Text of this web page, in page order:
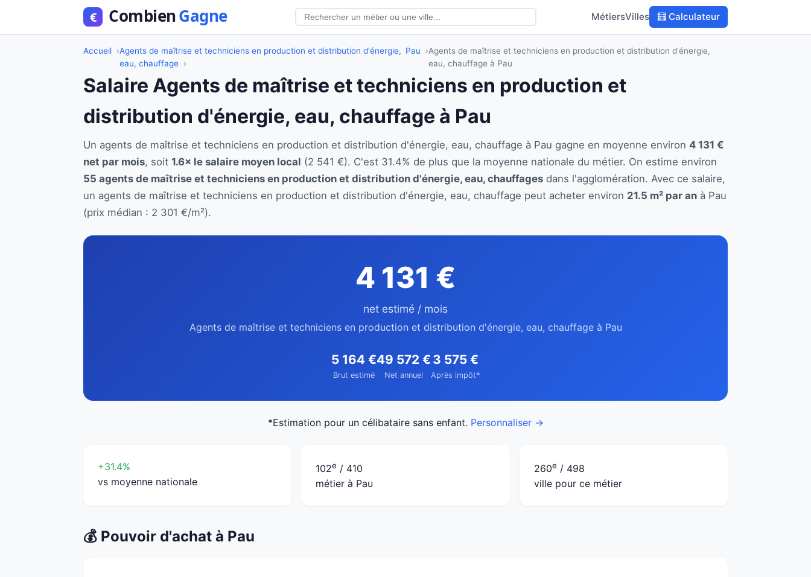
MétiersVilles 🧮 Calculateur
Accueil
Agents de maîtrise et techniciens en production et distribution d'énergie,
eau, chauffage
Pau
Agents de maîtrise et techniciens en production et distribution d'énergie,
eau, chauffage à Pau
Salaire Agents de maîtrise et techniciens en production et
distribution d'énergie, eau, chauffage à Pau
Un agents de maîtrise et techniciens en production et distribution d'énergie, eau, chauffage à Pau gagne en moyenne environ 4 131 €
net par mois, soit 1.6× le salaire moyen local (2 541 €). C'est 31.4% de plus que la moyenne nationale du métier. On estime environ
55 agents de maîtrise et techniciens en production et distribution d'énergie, eau, chauffages dans l'agglomération. Avec ce salaire,
un agents de maîtrise et techniciens en production et distribution d'énergie, eau, chauffage peut acheter environ 21.5 m² par an à Pau
(prix médian : 2 301 €/m²).
4 131 €
net estimé / mois
Agents de maîtrise et techniciens en production et distribution d'énergie, eau, chauffage à Pau
5 164 €
Brut estimé
49 572 €
Net annuel
3 575 €
Après impôt*
*Estimation pour un célibataire sans enfant. Personnaliser →
+31.4%
vs moyenne nationale
102e / 410
métier à Pau
260e / 498
ville pour ce métier
💰 Pouvoir d'achat à Pau